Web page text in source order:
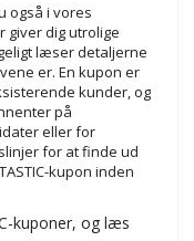
også i vores
giver dig utrolige
læser detaljerne
er. En kupon er
kunder, og
på
eller for
for at finde ud
kupon inden
kuponer, og læs